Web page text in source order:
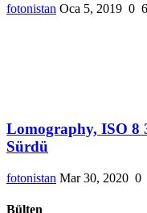
fotonistan Oca 5, 2019 0
Lomography, ISO 8
Sürdü
fotonistan Mar 30, 2020 0
Bülten